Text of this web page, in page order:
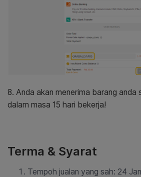
8. Anda akan menerima barang anda
dalam masa 15 hari bekerja!
Terma & Syarat
Tempoh jualan yang sah: 24